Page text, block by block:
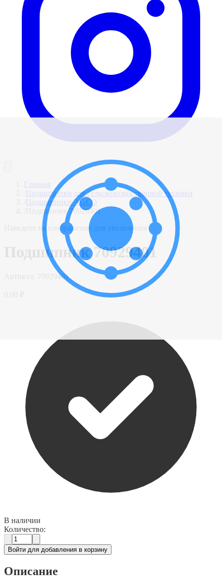
Главная
Подшипники для сельскохозяйственной техники
Подшипники AGCO
Подшипник 70929401
Наведите на изображение для увеличения
Подшипник 70929401
70929401
В наличии
Количество:
Войти для добавления в корзину
Описание